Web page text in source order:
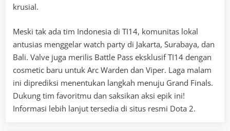
krusial.
Meski tak ada tim Indonesia di TI14, komunitas lokal
antusias menggelar watch party di Jakarta, Surabaya, dan
Bali. Valve juga merilis Battle Pass eksklusif TI14 dengan
cosmetic baru untuk Arc Warden dan Viper. Laga malam
ini diprediksi menentukan langkah menuju Grand Finals.
Dukung tim favoritmu dan saksikan aksi epik ini!
Informasi lebih lanjut tersedia di situs resmi Dota 2.